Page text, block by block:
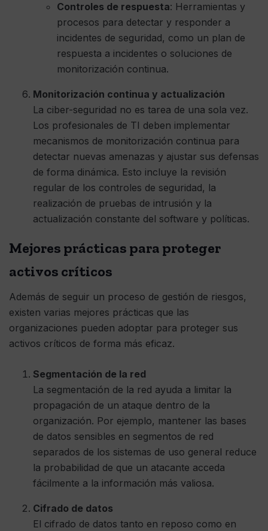
Controles de respuesta: Herramientas y
procesos para detectar y responder a
incidentes de seguridad, como un plan de
respuesta a incidentes o soluciones de
monitorización continua.
Monitorización continua y actualización
La ciber-seguridad no es tarea de una sola vez.
Los profesionales de TI deben implementar
mecanismos de monitorización continua para
detectar nuevas amenazas y ajustar sus defensas
de forma dinámica. Esto incluye la revisión
regular de los controles de seguridad, la
realización de pruebas de intrusión y la
actualización constante del software y políticas.
Mejores prácticas para proteger
activos críticos
Además de seguir un proceso de gestión de riesgos,
existen varias mejores prácticas que las
organizaciones pueden adoptar para proteger sus
activos críticos de forma más eficaz.
Segmentación de la red
La segmentación de la red ayuda a limitar la
propagación de un ataque dentro de la
organización. Por ejemplo, mantener las bases
de datos sensibles en segmentos de red
separados de los sistemas de uso general reduce
la probabilidad de que un atacante acceda
fácilmente a la información más valiosa.
Cifrado de datos
El cifrado de datos tanto en reposo como en